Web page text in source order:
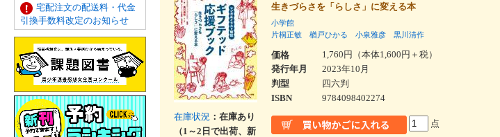
宅配注文の配送料・代金
引換手数料改定のお知らせ
在庫状況 ：在庫あり
（1～2日で出荷、新
生きづらさを「らしさ」に変える本
小学館
片桐正敏
楢戸ひかる 小泉雅彦 黒川清作
価格
1,760円（本体1,600円＋税）
発行年月
2023年10月
判型
四六判
ISBN
9784098402274
点